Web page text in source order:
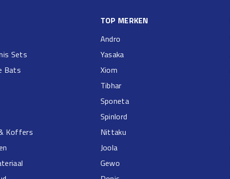
Sets
Bats
Koffers
TOP MERKEN
Andro
Yasaka
Xiom
Tibhar
Sponeta
Spinlord
Nittaku
Joola
Gewo